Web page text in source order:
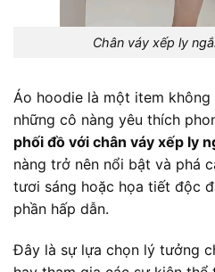
Chân váy xếp ly
Áo hoodie là một item
những cô nàng yêu thích
phối đồ với chân váy xếp ly
nàng trở nên nổi bật và phá
tươi sáng hoặc họa tiết độc
phần hấp dẫn.
Đây là sự lựa chọn lý tưởng